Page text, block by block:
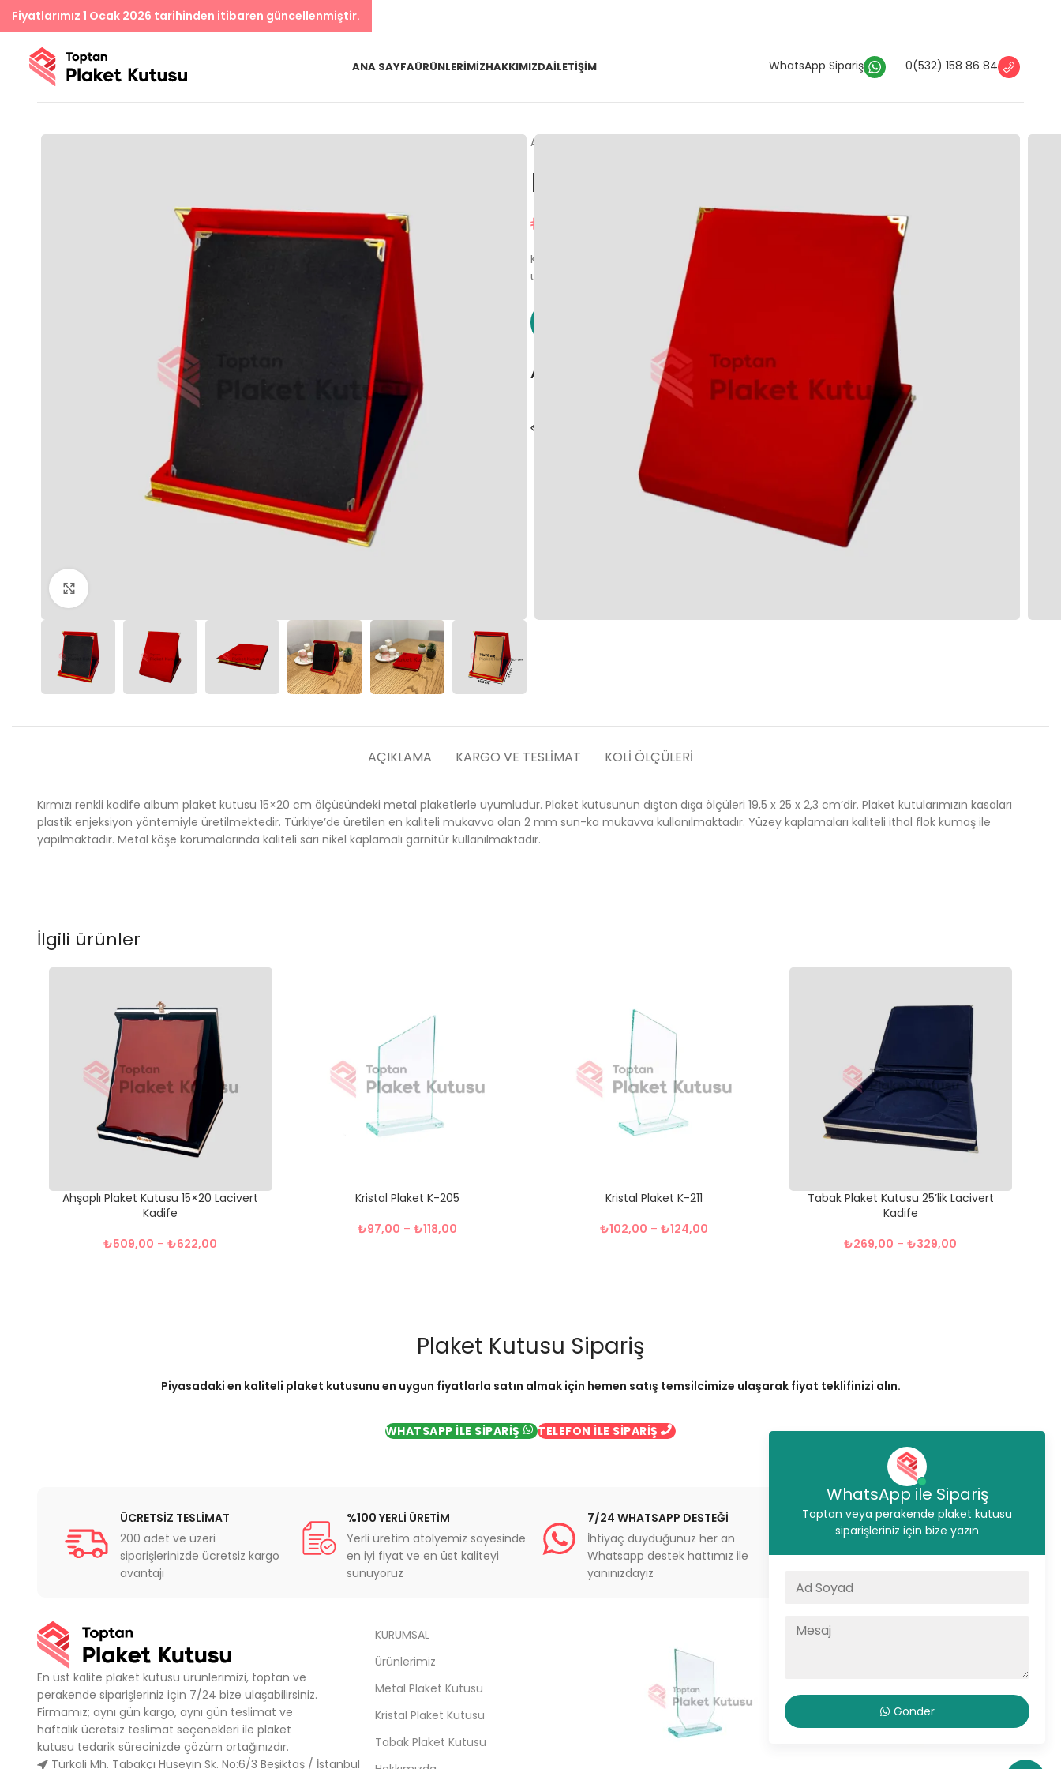
ANA SAYFAÜRÜNLERIMIZHAKKIMIZDAİLETIŞIM WhatsApp Sipariş 0(532) 158 86 84
Ana Sayfa
Plaket Kutusu 15×20 Kırmızı Kadife
₺
Kırmızı renkli kadife album plaket kutusu 15×20 cm ölçüsündeki metal plaketlerle
uyumludur. Plaket kutusunun dıştan dışa ölçüleri 19,5 x 25 x 2,3 cm’dir.
WhatsApp ile Sipariş Ver
ADET 50 Adet 200 Adet
AÇIKLAMA KARGO VE TESLIMAT KOLI ÖLÇÜLERI
Kırmızı renkli kadife album plaket kutusu 15×20 cm ölçüsündeki metal plaketlerle uyumludur. Plaket kutusunun dıştan dışa ölçüleri 19,5 x 25 x 2,3 cm’dir. Plaket kutularımızın kasaları
plastik enjeksiyon yöntemiyle üretilmektedir. Türkiye’de üretilen en kaliteli mukavva olan 2 mm sun-ka mukavva kullanılmaktadır. Yüzey kaplamaları kaliteli ithal flok kumaş ile
yapılmaktadır. Metal köşe korumalarında kaliteli sarı nikel kaplamalı garnitür kullanılmaktadır.
İlgili ürünler
Ahşaplı Plaket Kutusu 15×20 Lacivert
Kadife
₺509,00 –₺622,00
Kristal Plaket K-205
₺97,00 – ₺118,00
Kristal Plaket K-211
₺102,00 – ₺124,00
Tabak Plaket Kutusu 25’lik Lacivert
Kadife
₺269,00 –₺329,00
Plaket Kutusu Sipariş
Piyasadaki en kaliteli plaket kutusunu en uygun fiyatlarla satın almak için hemen satış temsilcimize ulaşarak fiyat teklifinizi alın.
WHATSAPP İLE SİPARİŞ TELEFON İLE SİPARİŞ
ÜCRETSİZ TESLİMAT
200 adet ve üzeri
siparişlerinizde ücretsiz kargo
avantajı
%100 YERLİ ÜRETİM
Yerli üretim atölyemiz sayesinde
en iyi fiyat ve en üst kaliteyi
sunuyoruz
7/24 WHATSAPP DESTEĞİ
İhtiyaç duyduğunuz her an
Whatsapp destek hattımız ile
yanınızdayız
STOKTAN GÖNDERİM
İstanbul’da aynı gün sevkiyat
veya depodan teslimat imkanı
En üst kalite plaket kutusu ürünlerimizi, toptan ve
perakende siparişleriniz için 7/24 bize ulaşabilirsiniz.
Firmamız; aynı gün kargo, aynı gün teslimat ve
haftalık ücretsiz teslimat seçenekleri ile plaket
kutusu tedarik sürecinizde çözüm ortağınızdır.
Türkali Mh. Tabakçı Hüseyin Sk. No:6/3 Beşiktaş / İstanbul
KURUMSAL
Ürünlerimiz
Metal Plaket Kutusu
Kristal Plaket Kutusu
Tabak Plaket Kutusu
Fiyatlarımız 1 Ocak 2026 tarihinden itibaren güncellenmiştir.
WhatsApp ile Sipariş
Toptan veya perakende plaket kutusu
siparişleriniz için bize yazın
Gönder